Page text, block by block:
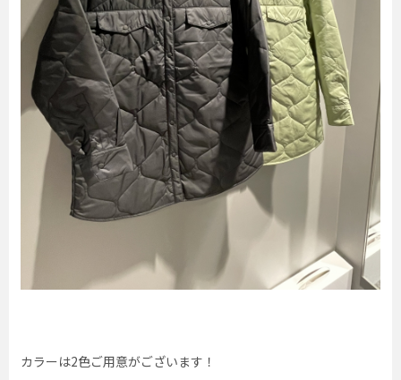
カラーは2色ご用意がございます！